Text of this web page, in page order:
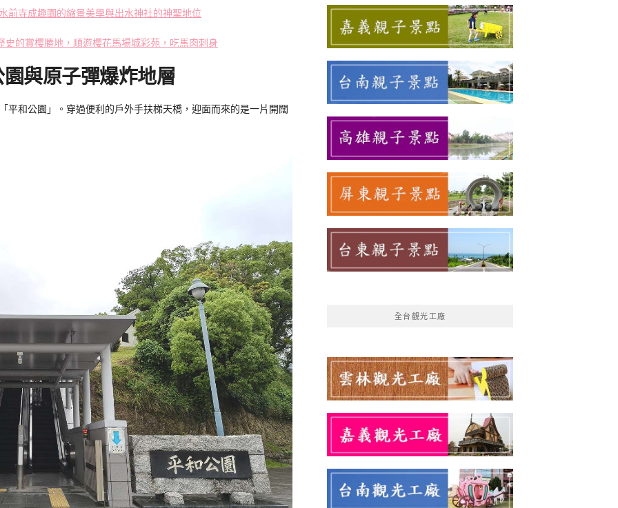
前寺成趣園的縮景美學與出水神社的神聖地位
的賞櫻勝地，順遊櫻花馬場城彩苑，吃馬肉刺身
與原子彈爆炸地層
平和公園」。穿過便利的戶外手扶梯天橋，迎面而來的是一片開闊
全台觀光工廠